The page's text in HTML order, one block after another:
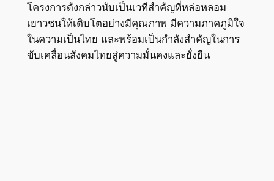
โครงการดังกล่าวนับเป็นเวทีสำคัญที่หล่อหลอม
เยาวชนให้เติบโตอย่างมีคุณภาพ มีความภาคภูมิใจ
ในความเป็นไทย และพร้อมเป็นกำลังสำคัญในการ
ขับเคลื่อนสังคมไทยสู่ความมั่นคงและยั่งยืน